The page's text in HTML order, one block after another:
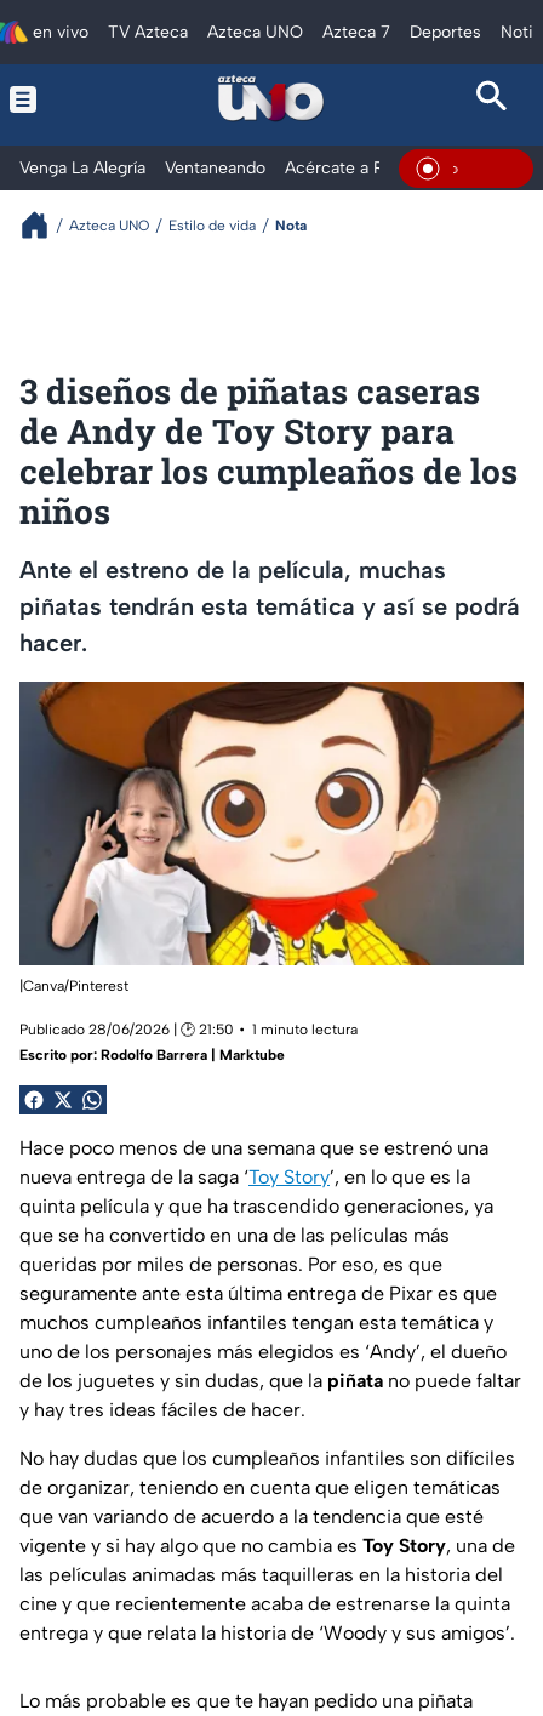
en vivo TV Azteca Azteca UNO Azteca 7 Deportes
Venga La Alegría Ventaneando Acércate a Rocío Al ExtremoEn Vivo
Azteca UNO Estilo de vida Nota
3 diseños de piñatas caseras
de Andy de Toy Story para
celebrar los cumpleaños de los
niños
Ante el estreno de la película, muchas
piñatas tendrán esta temática y así se podrá
hacer.
|Canva/Pinterest
Publicado 28/06/2026 | 🕑 21:50
1 minuto lectura
Escrito por: Rodolfo Barrera | Marktube
Hace poco menos de una semana que se estrenó una
nueva entrega de la saga ‘Toy Story’, en lo que es la
quinta película y que ha trascendido generaciones, ya
que se ha convertido en una de las películas más
queridas por miles de personas. Por eso, es que
seguramente ante esta última entrega de Pixar es que
muchos cumpleaños infantiles tengan esta temática y
uno de los personajes más elegidos es ‘Andy’, el dueño
de los juguetes y sin dudas, que la piñata no puede faltar
y hay tres ideas fáciles de hacer.
No hay dudas que los cumpleaños infantiles son difíciles
de organizar, teniendo en cuenta que eligen temáticas
que van variando de acuerdo a la tendencia que esté
vigente y si hay algo que no cambia es Toy Story, una de
las películas animadas más taquilleras en la historia del
cine y que recientemente acaba de estrenarse la quinta
entrega y que relata la historia de ‘Woody y sus amigos’.
Lo más probable es que te hayan pedido una piñata